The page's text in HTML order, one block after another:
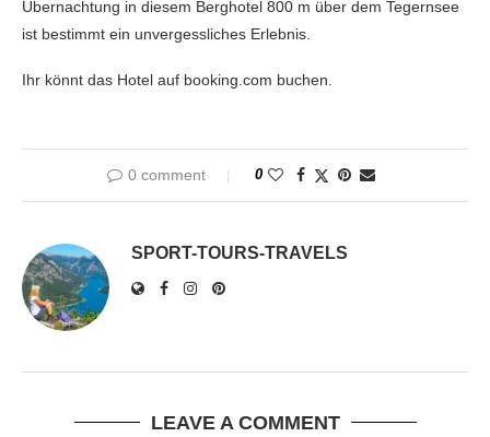
Übernachtung in diesem Berghotel 800 m über dem Tegernsee
ist bestimmt ein unvergessliches Erlebnis.
Ihr könnt das Hotel auf booking.com buchen.
0 comment 0
SPORT-TOURS-TRAVELS
LEAVE A COMMENT